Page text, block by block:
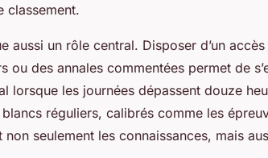
classement.
aussi un rôle central. Disposer d’un
des annales commentées permet de
lorsque les journées dépassent douze
réguliers, calibrés comme les
seulement les connaissances, mais